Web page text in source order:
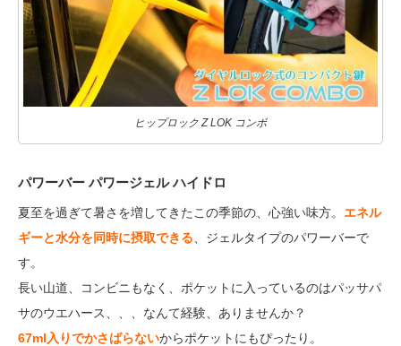
ヒップロック Z LOK コンボ
パワーバー パワージェル ハイドロ
夏至を過ぎて暑さを増してきたこの季節の、心強い味方。 エネル
ギーと水分を同時に摂取できる 、ジェルタイプのパワーバーで
す。
長い山道、コンビニもなく、ポケットに入っているのはパッサパ
サのウエハース、、、なんて経験、ありませんか？
67ml入りでかさばらないからポケットにもぴったり。